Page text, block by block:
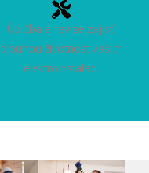
Údržba a revize zajistí
dlouhou životnost vašich
elektroinstalací.